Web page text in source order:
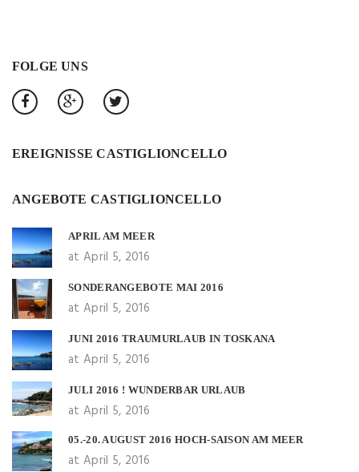
FOLGE UNS
EREIGNISSE CASTIGLIONCELLO
ANGEBOTE CASTIGLIONCELLO
APRIL AM MEER
at April 5, 2016
SONDERANGEBOTE MAI 2016
at April 5, 2016
JUNI 2016 TRAUMURLAUB IN TOSKANA
at April 5, 2016
JULI 2016 ! WUNDERBAR URLAUB
at April 5, 2016
05.-20. AUGUST 2016 HOCH-SAISON AM MEER
at April 5, 2016